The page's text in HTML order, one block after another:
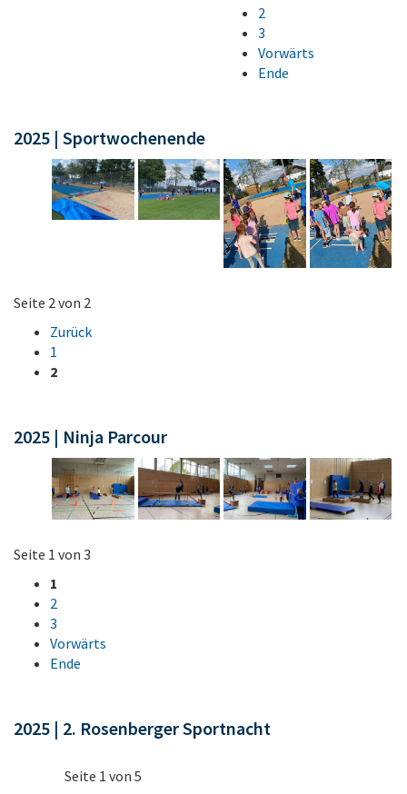
2
3
Vorwärts
Ende
2025 | Sportwochenende
Seite 2 von 2
Zurück
1
2
2025 | Ninja Parcour
Seite 1 von 3
1
2
3
Vorwärts
Ende
2025 | 2. Rosenberger Sportnacht
Seite 1 von 5